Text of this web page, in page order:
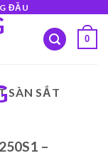
ĐẦU
0
SÀN SẮT
–